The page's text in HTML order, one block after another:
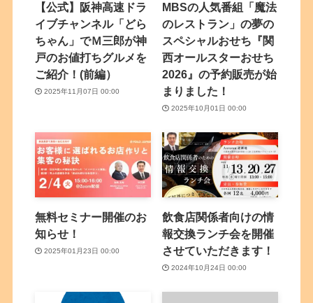
【公式】阪神高速ドラ
イブチャンネル「どら
ちゃん」でＭ三郎が神
戸のお値打ちグルメを
ご紹介！(前編）
2025年11月07日 00:00
MBSの人気番組「魔法
のレストラン」の夢の
スペシャルおせち『関
西オールスターおせち
2026』の予約販売が始
まりました！
2025年10月01日 00:00
無料セミナー開催のお
知らせ！
2025年01月23日 00:00
飲食店関係者向けの情
報交換ランチ会を開催
させていただきます！
2024年10月24日 00:00